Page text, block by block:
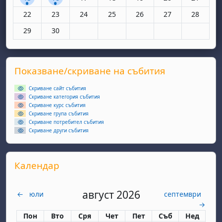
Няма събития, понеделник, 22 юни
22 Няма събития, вторник, 23 юни
23 Няма събития, сряда, 24 юни
24 Няма събития, четвъртък, 25 юни
25 Няма събития, петък, 26
26 Няма събития,
27 Няма
28
Няма събития, понеделник, 29 юни
29 Няма събития, вторник, 30 юни
30
Supplementary blocks
Прескочи Показване/скриване на събития
Показване/скриване на събития
Скриване сайт събития
Скриване категория събития
Скриване курс събития
Скриване група събития
Скриване потребител събития
Скриване други събития
Прескочи Календар
Календар
← юли август 2026
септември
→
Понеделник
Пон вторник
Вто сряда
Сря четвъртък
Чет петък
Пет събота
Съб неделя
Нед